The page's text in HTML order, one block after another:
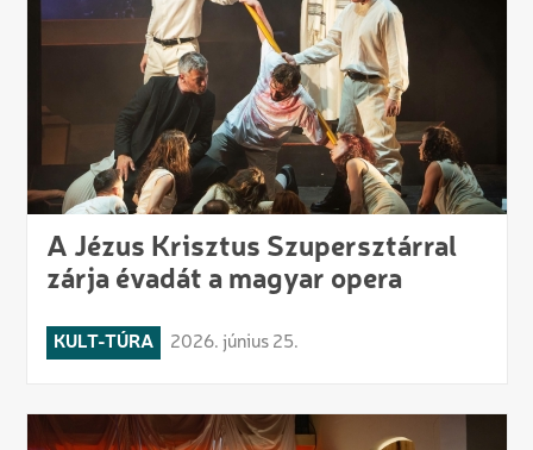
A Jézus Krisztus Szupersztárral
zárja évadát a magyar opera
KULT-TÚRA 2026. június 25.